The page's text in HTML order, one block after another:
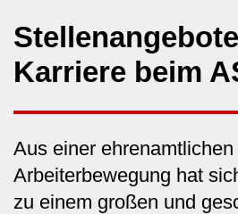
Karriere beim
Aus einer ehrenamtlichen
Arbeiterbewegung hat
zu einem großen und